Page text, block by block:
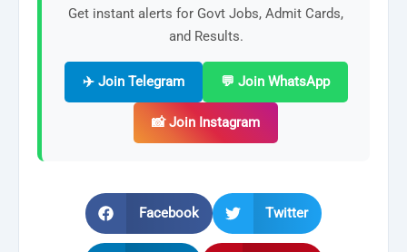
Get instant alerts for Govt Jobs, Admit Cards,
and Results.
✈️ Join Telegram 💬 Join WhatsApp
📸 Join Instagram
Facebook Twitter